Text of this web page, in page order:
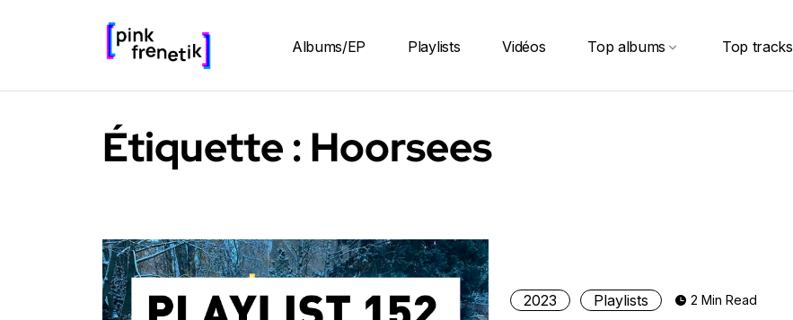
Albums/EP Playlists Vidéos Top albums Top tracks
Étiquette : Hoorsees
2023 Playlists 2 Min Read